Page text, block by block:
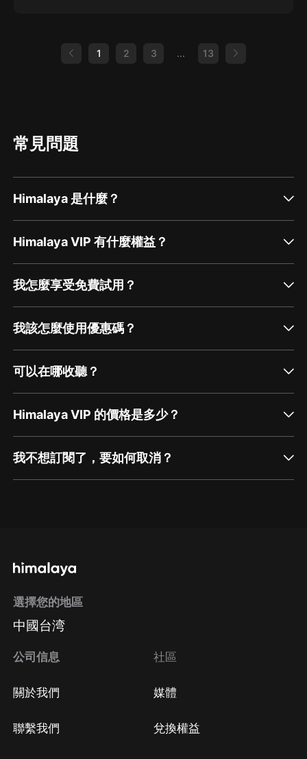
1 2 3 ... 13
常見問題
Himalaya 是什麼？
Himalaya VIP 有什麼權益？
我怎麼享受免費試用？
我該怎麼使用優惠碼？
可以在哪收聽？
Himalaya VIP 的價格是多少？
我不想訂閱了，要如何取消？
方法 Google Play取消訂閱方法
選擇您的地區
中國台湾
公司信息
關於我們
聯繫我們
社區
媒體
兌換權益